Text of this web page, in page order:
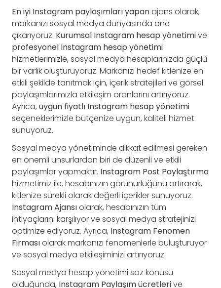
En iyi Instagram paylaşımları yapanajans olarak,
markanızı sosyal medya dünyasında öne
çıkarıyoruz. Kurumsal Instagram hesap yönetimive
profesyonel Instagram hesap yönetimi
hizmetlerimizle, sosyal medya hesaplarınızda güçlü
bir varlık oluşturuyoruz. Markanızı hedef kitlenize en
etkili şekilde tanıtmak için, içerik stratejileri ve görsel
paylaşımlarımızla etkileşim oranlarını artırıyoruz.
Ayrıca, uygun fiyatlı Instagram hesap yönetimi
seçeneklerimizle bütçenize uygun, kaliteli hizmet
sunuyoruz.
Sosyal medya yönetiminde dikkat edilmesi gereken
en önemli unsurlardan biri de düzenli ve etkili
paylaşımlar yapmaktır. Instagram Post Paylaştırma
hizmetimiz ile, hesabınızın görünürlüğünü artırarak,
kitlenize sürekli olarak değerli içerikler sunuyoruz.
Instagram Ajansıolarak, hesabınızın tüm
ihtiyaçlarını karşılıyor ve sosyal medya stratejinizi
optimize ediyoruz. Ayrıca, Instagram Fenomen
Firmasıolarak markanızı fenomenlerle buluşturuyor
ve sosyal medya etkileşiminizi artırıyoruz.
Sosyal medya hesap yönetimi söz konusu
olduğunda, Instagram Paylaşım ücretlerive